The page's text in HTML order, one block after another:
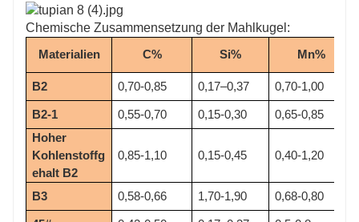
Chemische Zusammensetzung der Mahlkugel:
Materialien
C% Si% Mn%
B2 0,70-0,85 0,17–0,37 0,70-1,00
B2-1 0,55-0,70 0,15-0,30
0,65-0,85
Hoher
Kohlenstoffg
ehalt B2
0,85-1,10 0,15-0,45 0,40-1,20
B3 0,58-0,66 1,70-1,90 0,68-0,80